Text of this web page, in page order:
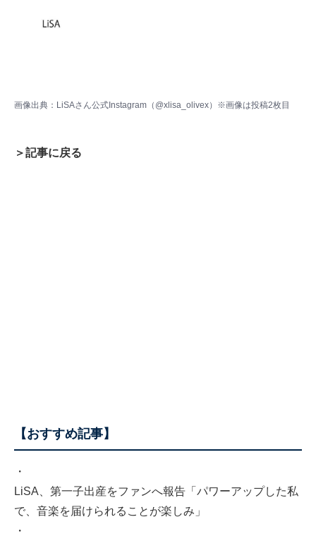
画像出典： LiSAさん公式Instagram（@xlisa_olivex） ※画像は投稿2枚目
＞記事に戻る
【おすすめ記事】
・
LiSA、第一子出産をファンへ報告「パワーアップした私
で、音楽を届けられることが楽しみ」
・